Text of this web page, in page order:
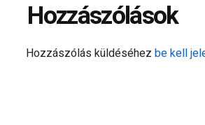
Hozzászólások
Hozzászólás küldéséhezbe kell